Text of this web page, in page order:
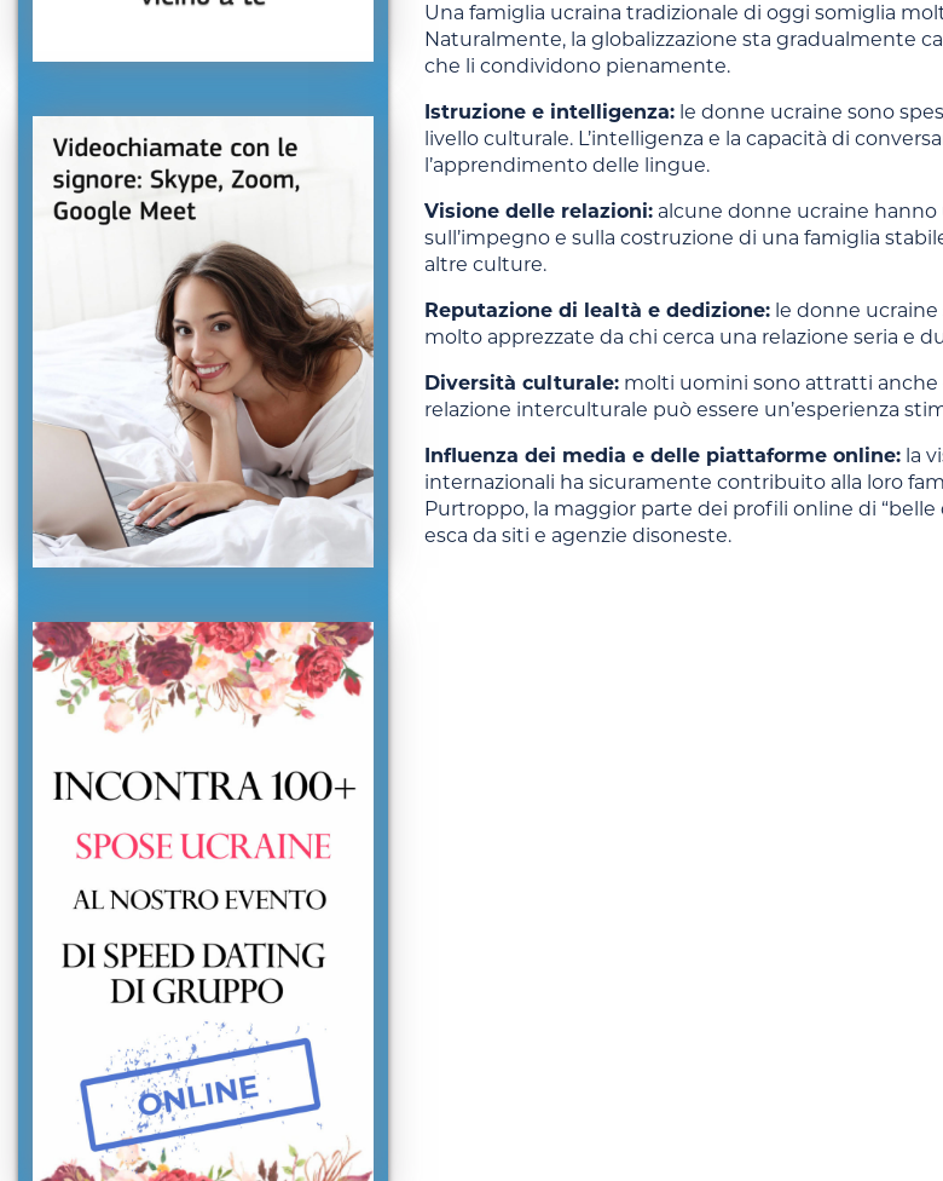
Una famiglia ucraina tradizionale di oggi somiglia
Naturalmente, la globalizzazione sta gradualmente
che li condividono pienamente.
Istruzione e intelligenza: le donne ucraine sono
livello culturale. L’intelligenza e la capacità di
l’apprendimento delle lingue.
Visione delle relazioni: alcune donne ucraine
sull’impegno e sulla costruzione di una famiglia
altre culture.
Reputazione di lealtà e dedizione: le donne
molto apprezzate da chi cerca una relazione seria e
Diversità culturale: molti uomini sono attratti anche
relazione interculturale può essere un’esperienza
Influenza dei media e delle piattaforme online: la
internazionali ha sicuramente contribuito alla loro
Purtroppo, la maggior parte dei profili online di
esca da siti e agenzie disoneste.